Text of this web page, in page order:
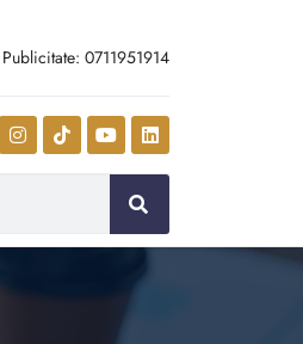
0711951914